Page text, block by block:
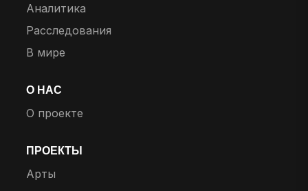
Аналитика
Расследования
В мире
О НАС
О проекте
ПРОЕКТЫ
Арты